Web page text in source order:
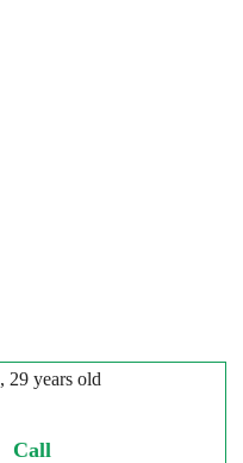
, 29 years old
Call